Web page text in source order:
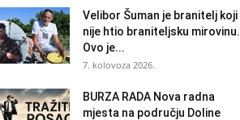
Velibor Šuman je branitelj koji
nije htio braniteljsku mirovinu.
Ovo je...
7. kolovoza 2026.
BURZA RADA Nova radna
mjesta na području Doline